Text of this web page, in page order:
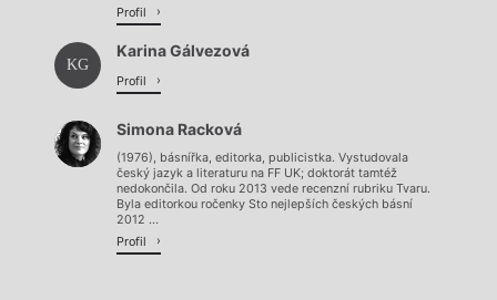
Profil
KG
Karina Gálvezová
Profil
Simona Racková
(1976), básnířka, editorka, publicistka. Vystudovala
český jazyk a literaturu na FF UK; doktorát tamtéž
nedokončila. Od roku 2013 vede recenzní rubriku Tvaru.
Byla editorkou ročenky Sto nejlepších českých básní
2012 ...
Profil